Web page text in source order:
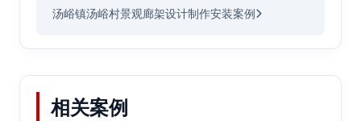
汤峪镇汤峪村景观廊架设计制作安装案例
相关案例